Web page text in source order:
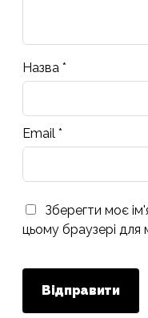
Назва *
Email *
Зберегти моє
цьому браузері для